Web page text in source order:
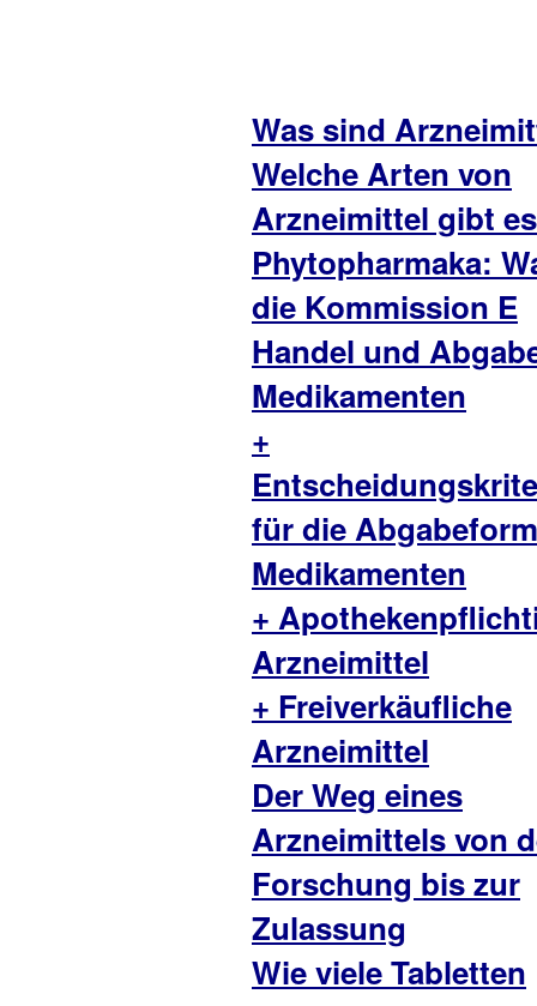
Was sind
Welche Arten von
Arzneimittel gibt
Phytopharmaka:
die Kommission E
Handel und
Medikamenten
+
für die
Medikamenten
+
Arzneimittel
+ Freiverkäufliche
Arzneimittel
Der Weg eines
Arzneimittels von
Forschung bis zur
Zulassung
Wie viele Tabletten